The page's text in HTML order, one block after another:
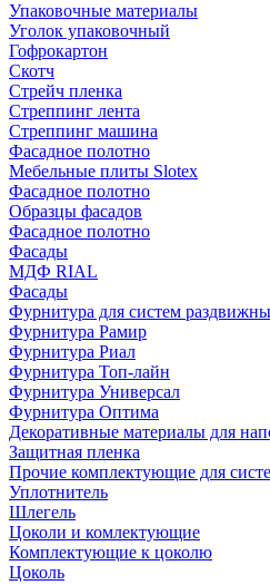
Упаковочные материалы
Уголок упаковочный
Гофрокартон
Скотч
Стрейч пленка
Стреппинг лента
Стреппинг машина
Фасадное полотно
Мебельные плиты Slotex
Фасадное полотно
Образцы фасадов
Фасадное полотно
Фасады
МДФ RIAL
Фасады
Фурнитура для систем
Фурнитура Рамир
Фурнитура Риал
Фурнитура Топ-лайн
Фурнитура Универсал
Фурнитура Оптима
Декоративные материалы для
Защитная пленка
Прочие комплектующие для
Уплотнитель
Шлегель
Цоколи и комлектующие
Комплектующие к цоколю
Цоколь